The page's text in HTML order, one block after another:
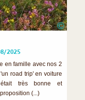
©
2025
en famille avec nos 2
road trip' en voiture
très bonne et
(...)